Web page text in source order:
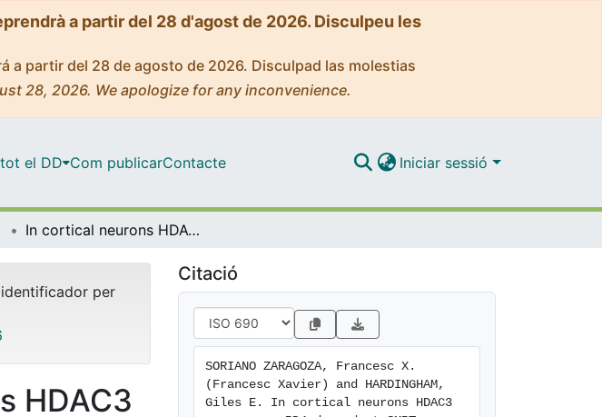
a partir del 28 d'agost de 2026. Disculpeu les
a partir del 28 de agosto de 2026. Disculpad las molestias
28, 2026. We apologize for any inconvenience.
el DD Com publicarContacte Iniciar sessió
In cortical neurons HDAC3 suppresses RD4-dependent SMRT export
per
HDAC3
Citació
SORIANO ZARAGOZA, Francesc X.
(Francesc Xavier) and HARDINGHAM,
Giles E. In cortical neurons HDAC3